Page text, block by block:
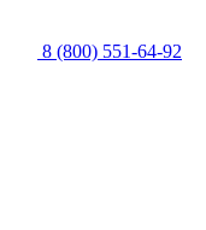
8 (800) 551-64-92